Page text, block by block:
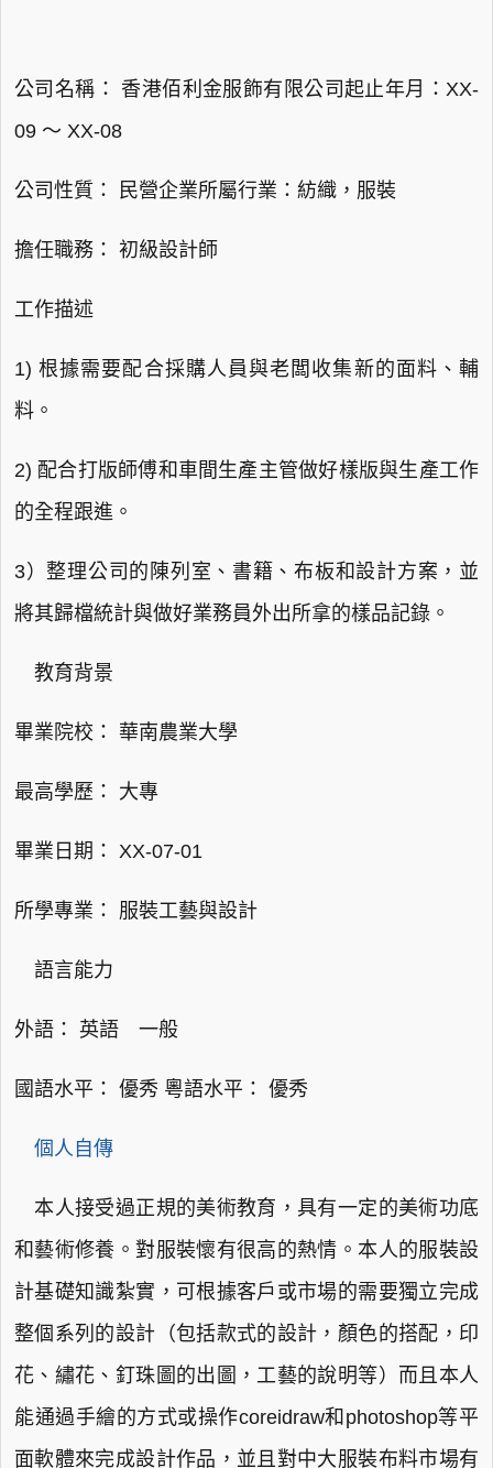
公司名稱： 香港佰利金服飾有限公司起止年月：XX-
09 ～ XX-08
公司性質： 民營企業所屬行業：紡織，服裝
擔任職務： 初級設計師
工作描述
1) 根據需要配合採購人員與老闆收集新的面料、輔
料。
2) 配合打版師傅和車間生產主管做好樣版與生產工作
的全程跟進。
3）整理公司的陳列室、書籍、布板和設計方案，並
將其歸檔統計與做好業務員外出所拿的樣品記錄。
教育背景
畢業院校： 華南農業大學
最高學歷： 大專
畢業日期： XX-07-01
所學專業： 服裝工藝與設計
語言能力
外語： 英語 一般
國語水平： 優秀 粵語水平： 優秀
個人自傳
本人接受過正規的美術教育，具有一定的美術功底
和藝術修養。對服裝懷有很高的熱情。本人的服裝設
計基礎知識紮實，可根據客戶或市場的需要獨立完成
整個系列的設計（包括款式的設計，顏色的搭配，印
花、繡花、釘珠圖的出圖，工藝的說明等）而且本人
能通過手繪的方式或操作coreidraw和photoshop等平
面軟體來完成設計作品，並且對中大服裝布料市場有